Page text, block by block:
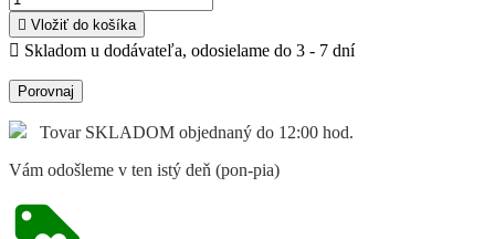
 Vložiť do košíka
 Skladom u dodávateľa, odosielame do 3 - 7 dní
Porovnaj
Tovar SKLADOM objednaný do 12:00 hod.
Vám odošleme v ten istý deň (pon-pia)